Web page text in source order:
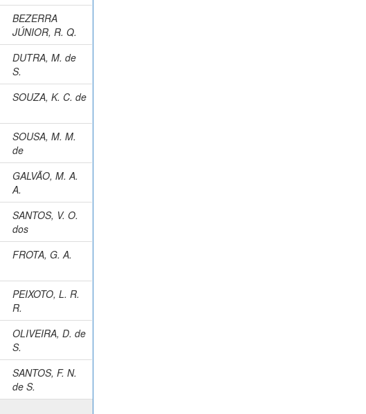
BEZERRA
JÚNIOR, R. Q.
DUTRA, M. de
S.
SOUZA, K. C. de
SOUSA, M. M.
de
GALVÃO, M. A.
A.
SANTOS, V. O.
dos
FROTA, G. A.
PEIXOTO, L. R.
R.
OLIVEIRA, D. de
S.
SANTOS, F. N.
de S.